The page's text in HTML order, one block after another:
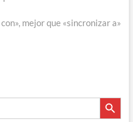
mejor que «sincronizar a»
Botón de